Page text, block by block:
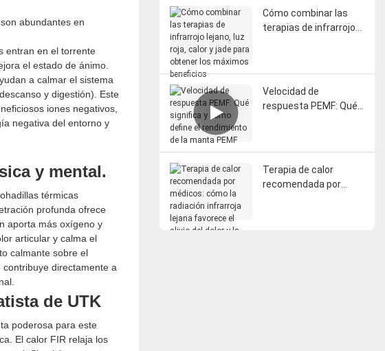
abundantes en
entran en el torrente
el estado de ánimo.
a calmar el sistema
y digestión). Este
iones negativos,
negativa del entorno y
y mental.
térmicas
profunda ofrece
aporta más oxígeno y
articular y calma el
calmante sobre el
directamente a
de UTK
poderosa para este
El calor FIR relaja los
amatista
Cómo combinar las
terapias de infrarrojo
Velocidad de
respuesta PEMF: Qué
Terapia de calor
recomendada por